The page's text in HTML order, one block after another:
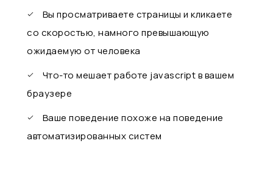
Вы просматриваете страницы и кликаете
со скоростью, намного превышающую
ожидаемую от человека
Что-то мешает работе javascript в вашем
браузере
Ваше поведение похоже на поведение
автоматизированных систем